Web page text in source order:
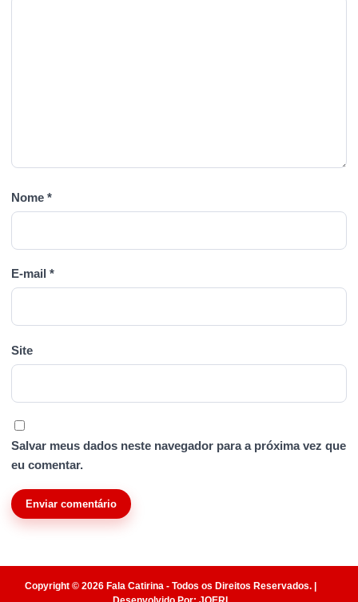
Nome *
E-mail *
Site
Salvar meus dados neste navegador para a próxima vez que
eu comentar.
Copyright © 2026 Fala Catirina - Todos os Direitos Reservados. |